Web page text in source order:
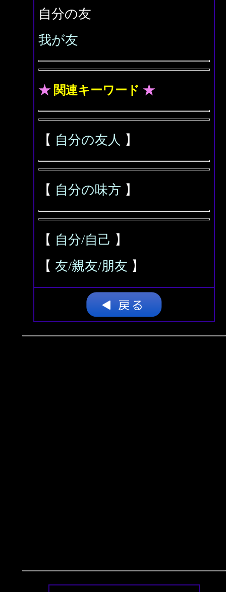
自分の友
我が友
★ 関連キーワード ★
【 自分の友人 】
【 自分の味方 】
【 自分/自己 】
【 友/親友/朋友 】